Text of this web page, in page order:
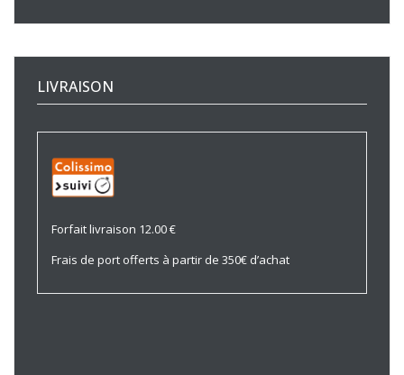
LIVRAISON
Forfait livraison 12.00 €
Frais de port offerts à partir de 350€ d’achat